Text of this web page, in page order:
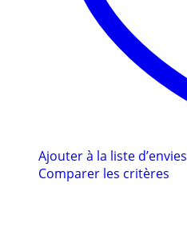
Ajouter à la liste d’envies
Comparer les critères